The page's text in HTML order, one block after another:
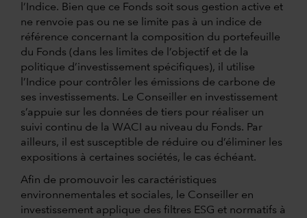
l’Indice. Bien que ce Fonds soit sous gestion active et
ne renvoie pas ou ne se limite pas à un indice de
référence concernant la composition du portefeuille
du Fonds (dans les limites de l’objectif et de la
politique d’investissement spécifiques), il utilise
l’Indice pour contrôler les émissions de carbone de
ses investissements. Le Conseiller en investissement
s’appuie sur les données de tiers pour réaliser un
suivi continu de la WACI au niveau du Fonds. Par
ailleurs, il est susceptible de réduire ou d’éliminer les
expositions à certaines sociétés, le cas échéant.
Afin de promouvoir les caractéristiques
environnementales et sociales, le Conseiller en
investissement applique des filtres ESG et normatifs à